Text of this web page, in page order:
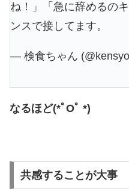
ね！」「急に辞めるの
ンスで接してます。
— 検食ちゃん
なるほど(*ﾟOﾟ *)
共感することが大事